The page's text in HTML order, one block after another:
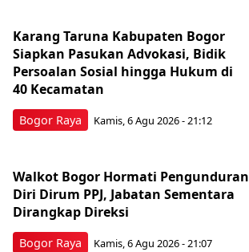
Bogor Raya
Karang Taruna Kabupaten Bogor
Siapkan Pasukan Advokasi, Bidik
Persoalan Sosial hingga Hukum di
40 Kecamatan
Kamis, 6 Agu 2026 - 21:12
Bogor Raya
Walkot Bogor Hormati Pengunduran
Diri Dirum PPJ, Jabatan Sementara
Dirangkap Direksi
Kamis, 6 Agu 2026 - 21:07